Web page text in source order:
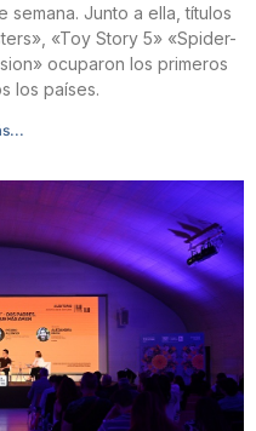
semana. Junto a ella, títulos
«Toy Story 5» «Spider-
ocuparon los primeros
los países.